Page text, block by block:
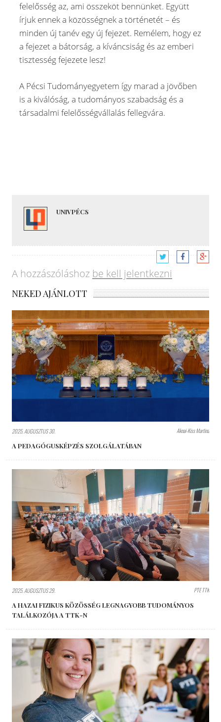
felelősség az, ami összeköt bennünket. Együtt
írjuk ennek a közösségnek a történetét – és
minden új tanév egy új fejezet. Remélem, hogy ez
a fejezet a bátorság, a kíváncsiság és az emberi
tisztesség fejezete lesz!
A Pécsi Tudományegyetem így marad a jövőben
is a kiválóság, a tudományos szabadság és a
társadalmi felelősségvállalás fellegvára.
UNIVPÉCS
A hozzászóláshoz be kell jelentkezni
NEKED AJÁNLOTT
2025. AUGUSZTUS 30. Aknai-Kiss Martina
A PEDAGÓGUSKÉPZÉS SZOLGÁLATÁBAN
2025. AUGUSZTUS 29. PTE TTK
A HAZAI FIZIKUS KÖZÖSSÉG LEGNAGYOBB TUDOMÁNYOS
TALÁLKOZÓJA A TTK-N